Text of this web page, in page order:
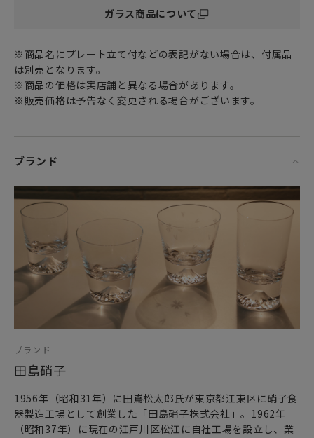
カット模様のことです。この技法は、江戸時代の後期より現
代に伝えられてきた伝統工芸のひとつで、平成14年に国指定
伝統工芸品に認定されました。江戸切子師の技法と繊細なデ
ザインを加えた、手作りならではの輝きある工芸品です。
「ご購入に関するお願い」
す。色調、図柄、サイズには多少の違いがございます。
・注文からお届けまでに3ヶ月間ほど頂く場合がございます。
ガラス商品について
※商品名にプレート立て付などの表記がない場合は、付属品
は別売となります。
※商品の価格は実店舗と異なる場合があります。
※販売価格は予告なく変更される場合がございます。
ブランド
ブランド
田島硝子
1956年（昭和31年）に田嶌松太郎氏が東京都江東区に硝子食
器製造工場として創業した「田島硝子株式会社」。1962年
（昭和37年）に現在の江戸川区松江に自社工場を設立し、業